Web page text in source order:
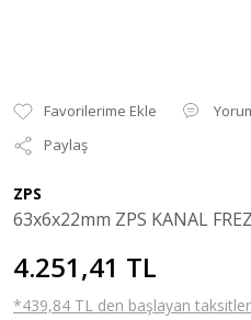
Paylaş
ZPS
63x6x22mm ZPS KANAL
4.251,41 TL
*439,84 TL den başlayan